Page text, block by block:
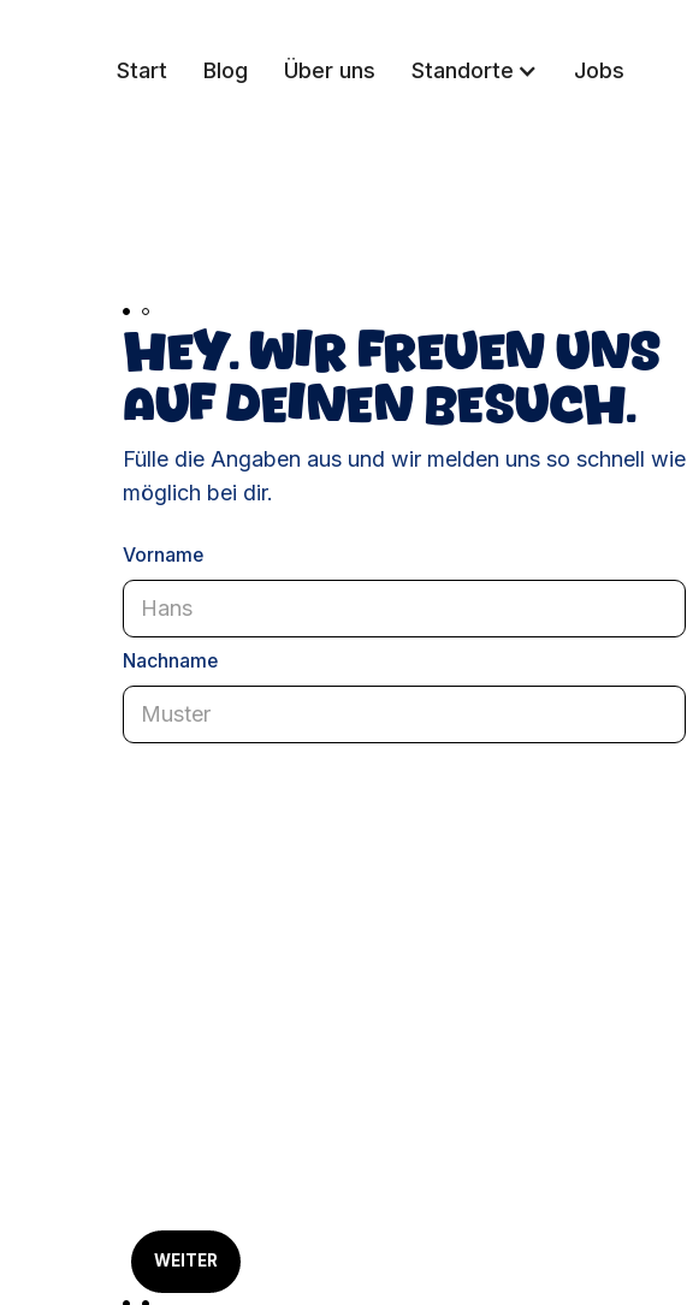
Start Blog Über uns Standorte Jobs
Hey. wir freuen uns
auf deinen Besuch.
Fülle die Angaben aus und wir melden uns so schnell wie
möglich bei dir.
Vorname
Nachname
WEITER